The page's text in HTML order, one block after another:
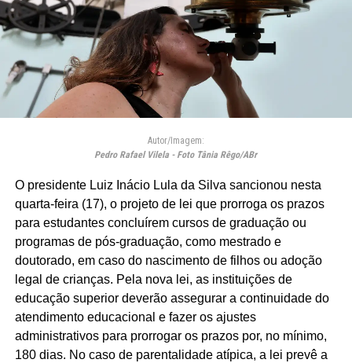
Autor/Imagem:
Pedro Rafael Vilela - Foto Tânia Rêgo/ABr
O presidente Luiz Inácio Lula da Silva sancionou nesta
quarta-feira (17), o projeto de lei que prorroga os prazos
para estudantes concluírem cursos de graduação ou
programas de pós-graduação, como mestrado e
doutorado, em caso do nascimento de filhos ou adoção
legal de crianças. Pela nova lei, as instituições de
educação superior deverão assegurar a continuidade do
atendimento educacional e fazer os ajustes
administrativos para prorrogar os prazos por, no mínimo,
180 dias. No caso de parentalidade atípica, a lei prevê a